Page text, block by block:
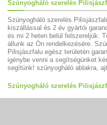
Szúnyogháló szerelés
Szúnyogháló szerelés
kiszállással és 2 év gyártói
és mi 2 heten belül felszereljük.
állunk az Ön rendelkezésére.
Pilisjászfalu egész területén
igénybe venni a segítségünket
segítünk! szúnyogháló ablakra,
Szúnyogháló szerelés